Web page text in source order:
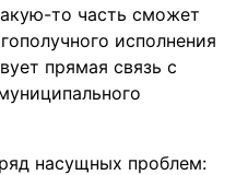
то часть сможет
исполнения
прямая связь с
насущных проблем: